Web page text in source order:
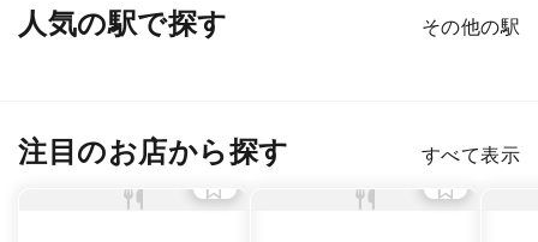
人気の駅で探す その他の駅
注目のお店から探す すべて表示